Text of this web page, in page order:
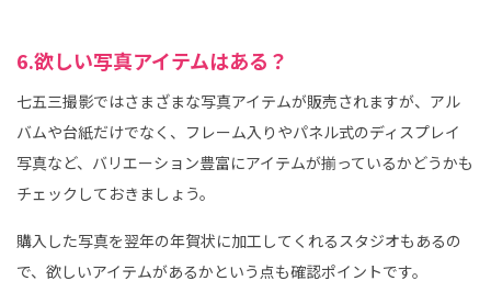
6.欲しい写真アイテムはある？
七五三撮影ではさまざまな写真アイテムが販売されますが、アル
バムや台紙だけでなく、フレーム入りやパネル式のディスプレイ
写真など、バリエーション豊富にアイテムが揃っているかどうかも
チェックしておきましょう。
購入した写真を翌年の年賀状に加工してくれるスタジオもあるの
で、欲しいアイテムがあるかという点も確認ポイントです。